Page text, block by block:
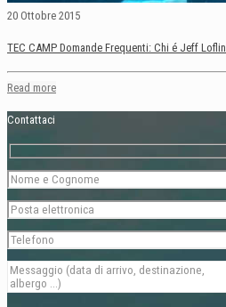
20 Ottobre 2015
TEC CAMP Domande Frequenti: Chi é Jeff Loflin
Read more
Contattaci